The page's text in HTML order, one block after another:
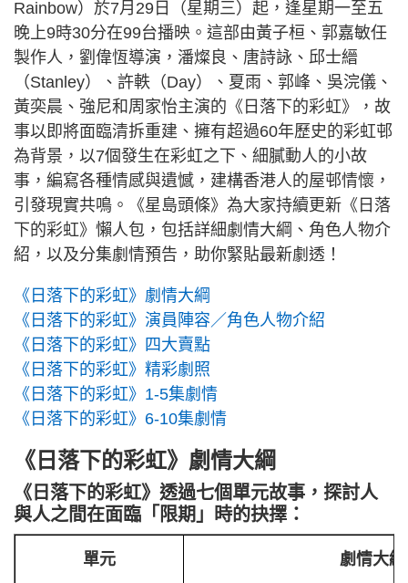
Rainbow）於7月29日（星期三）起，逢星期一至五
晚上9時30分在99台播映。這部由黃子桓、郭嘉敏任
製作人，劉偉恆導演，潘燦良、唐詩詠、邱士縉
（Stanley）、許軼（Day）、夏雨、郭峰、吳浣儀、
黃奕晨、強尼和周家怡主演的《日落下的彩虹》，故
事以即將面臨清拆重建、擁有超過60年歷史的彩虹邨
為背景，以7個發生在彩虹之下、細膩動人的小故
事，編寫各種情感與遺憾，建構香港人的屋邨情懷，
引發現實共鳴。《星島頭條》為大家持續更新《日落
下的彩虹》懶人包，包括詳細劇情大綱、角色人物介
紹，以及分集劇情預告，助你緊貼最新劇透！
《日落下的彩虹》劇情大綱
《日落下的彩虹》演員陣容／角色人物介紹
《日落下的彩虹》四大賣點
《日落下的彩虹》精彩劇照
《日落下的彩虹》1-5集劇情
《日落下的彩虹》6-10集劇情
《日落下的彩虹》劇情大綱
《日落下的彩虹》透過七個單元故事，探討人
與人之間在面臨「限期」時的抉擇：
單元 劇情大